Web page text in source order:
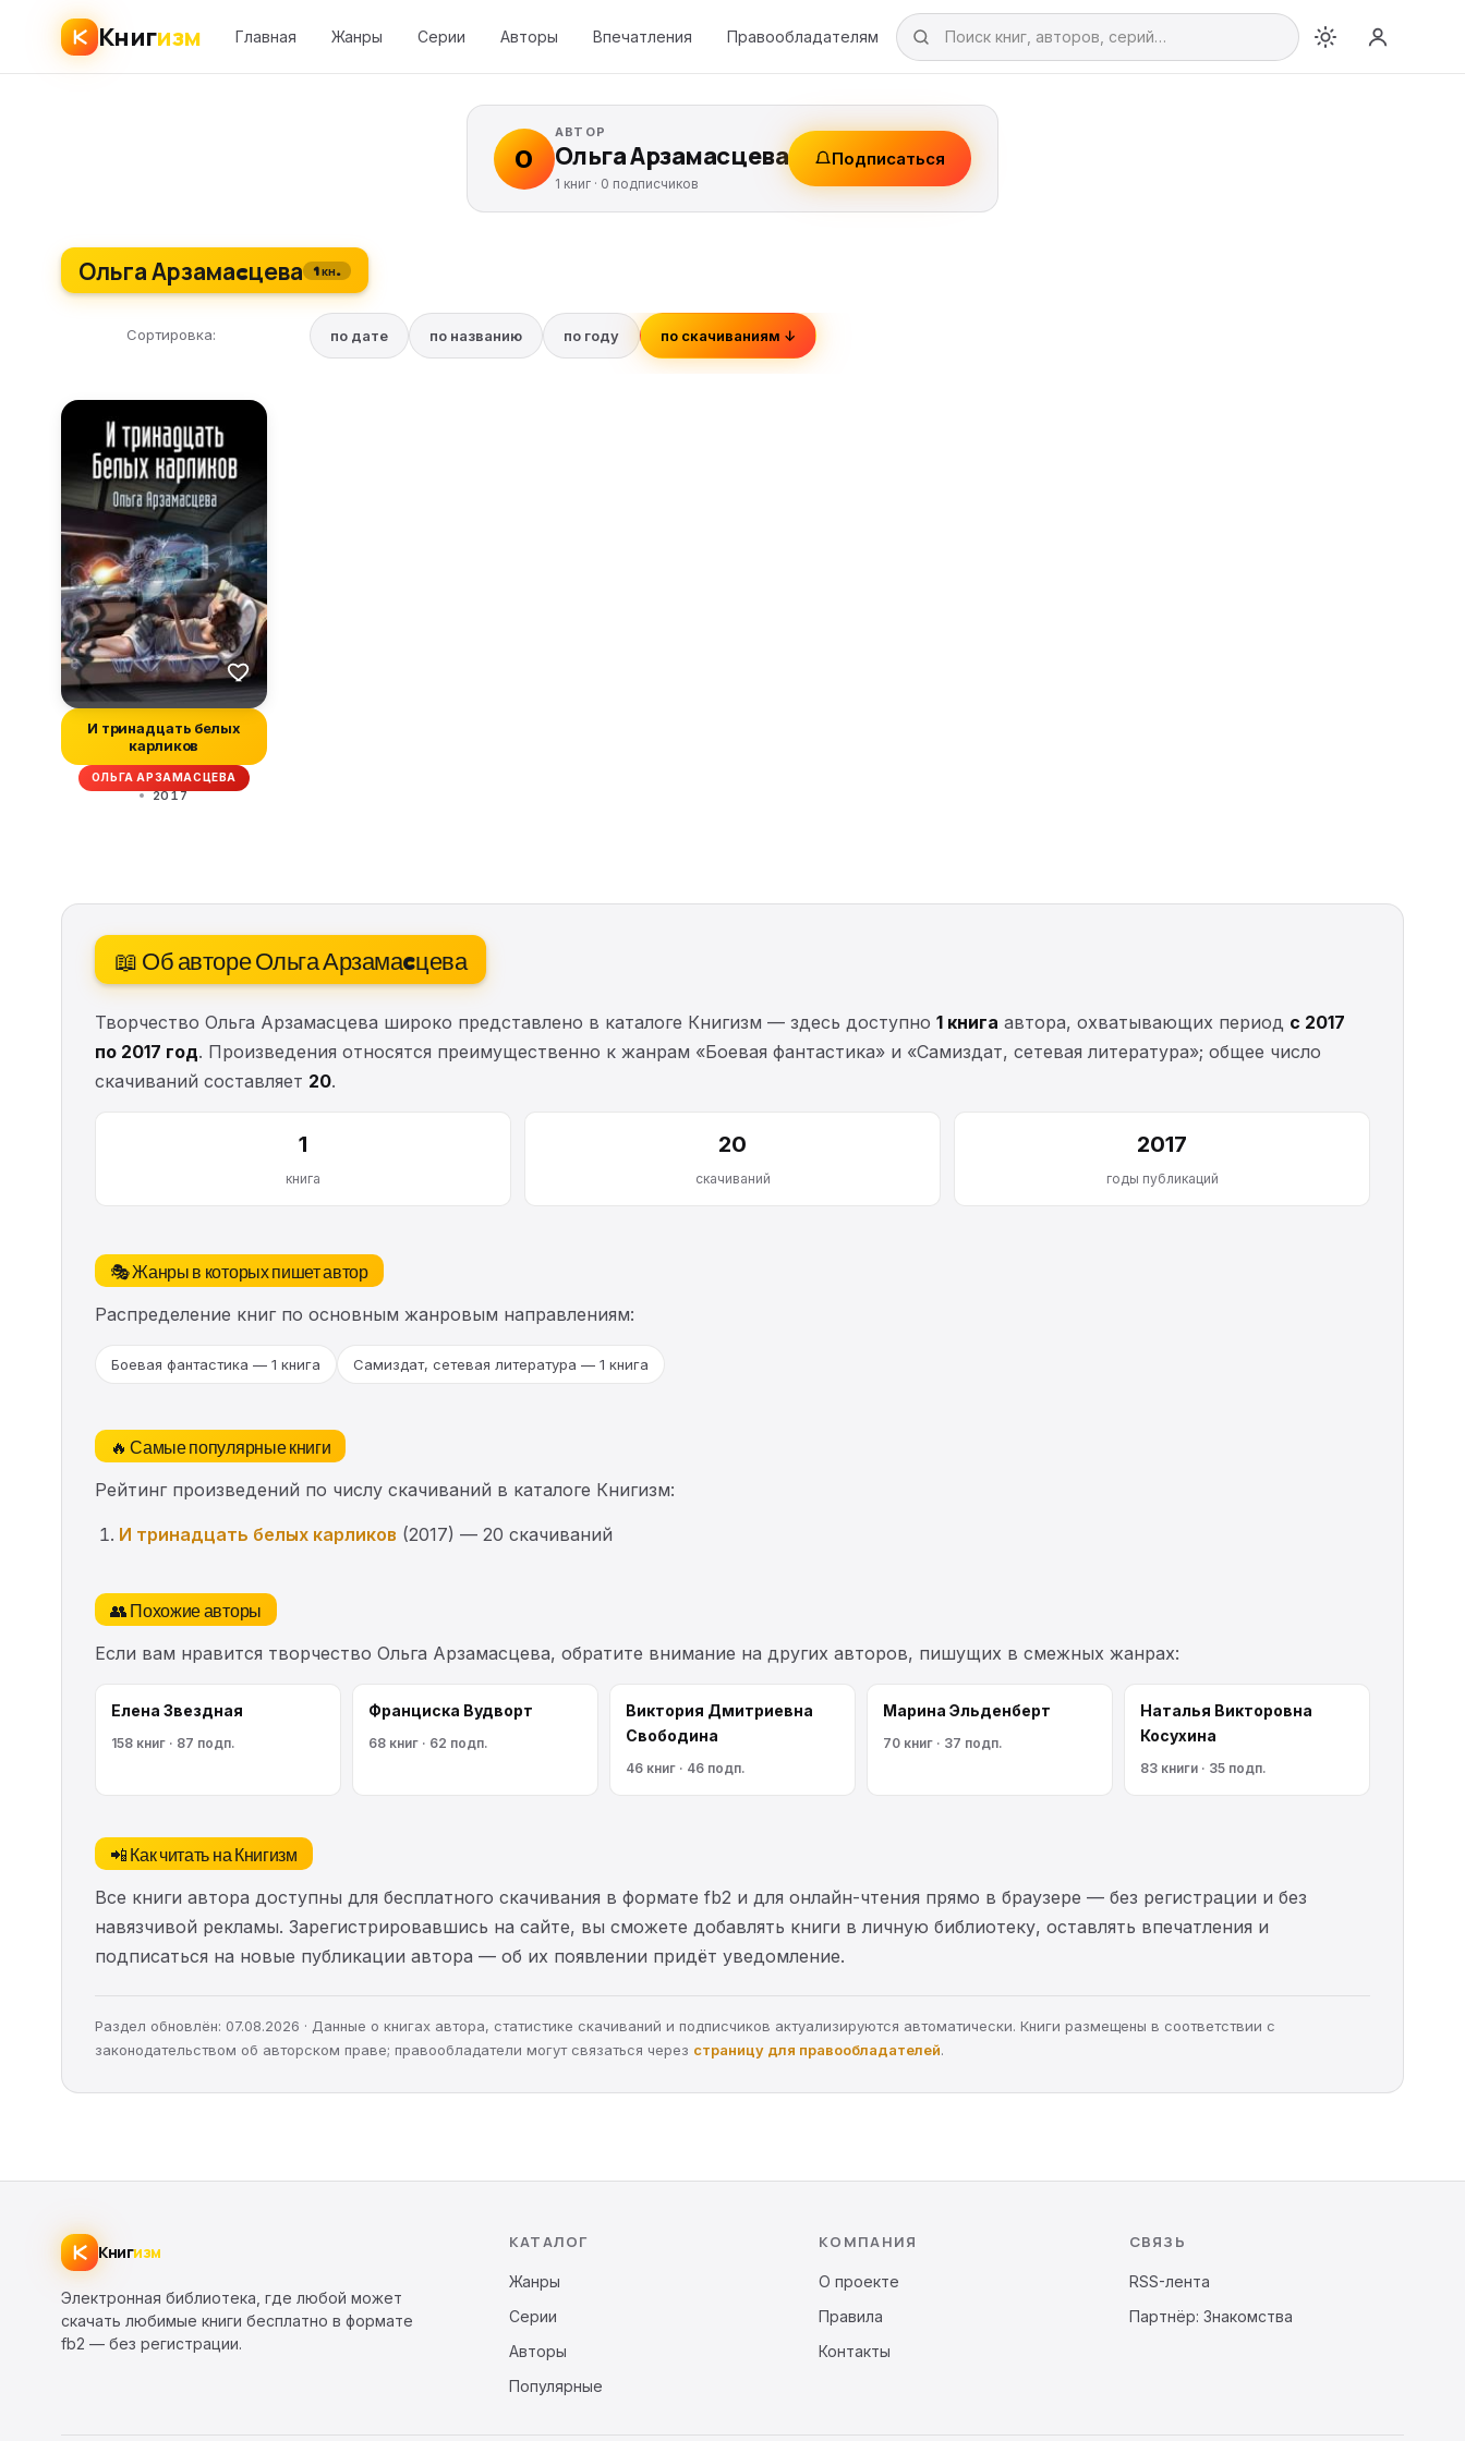
Книгизм Главная Жанры Серии Авторы Впечатления Правообладателям
О
АВТОР
Ольга Арзамаcцева
1 книг · 0 подписчиков
Подписаться
Ольга Арзамаcцева 1 кн.
Сортировка: по дате по названию по году по скачиваниям ↓
И тринадцать белых
карликов
ОЛЬГА АРЗАМАCЦЕВА
2017
📖 Об авторе Ольга Арзамаcцева
Творчество Ольга Арзамаcцева широко представлено в каталоге Книгизм — здесь доступно 1 книга автора, охватывающих период с 2017
по 2017 год. Произведения относятся преимущественно к жанрам «Боевая фантастика» и «Самиздат, сетевая литература»; общее число
скачиваний составляет 20.
1
книга
20
скачиваний
2017
годы публикаций
🎭 Жанры в которых пишет автор
Распределение книг по основным жанровым направлениям:
Боевая фантастика — 1 книга Самиздат, сетевая литература — 1 книга
🔥 Самые популярные книги
Рейтинг произведений по числу скачиваний в каталоге Книгизм:
И тринадцать белых карликов (2017) — 20 скачиваний
👥 Похожие авторы
Если вам нравится творчество Ольга Арзамаcцева, обратите внимание на других авторов, пишущих в смежных жанрах:
Елена Звездная
158 книг · 87 подп.
Франциска Вудворт
68 книг · 62 подп.
Виктория Дмитриевна
Свободина
46 книг · 46 подп.
Марина Эльденберт
70 книг · 37 подп.
Наталья Викторовна
Косухина
83 книги · 35 подп.
📲 Как читать на Книгизм
Все книги автора доступны для бесплатного скачивания в формате fb2 и для онлайн-чтения прямо в браузере — без регистрации и без
навязчивой рекламы. Зарегистрировавшись на сайте, вы сможете добавлять книги в личную библиотеку, оставлять впечатления и
подписаться на новые публикации автора — об их появлении придёт уведомление.
Раздел обновлён: 07.08.2026 · Данные о книгах автора, статистике скачиваний и подписчиков актуализируются автоматически. Книги размещены в соответствии с
законодательством об авторском праве; правообладатели могут связаться через страницу для правообладателей.
Книгизм
Электронная библиотека, где любой может
скачать любимые книги бесплатно в формате
fb2 — без регистрации.
КАТАЛОГ
Жанры
Серии
Авторы
Популярные
КОМПАНИЯ
О проекте
Правила
Контакты
СВЯЗЬ
RSS-лента
Партнёр: Знакомства